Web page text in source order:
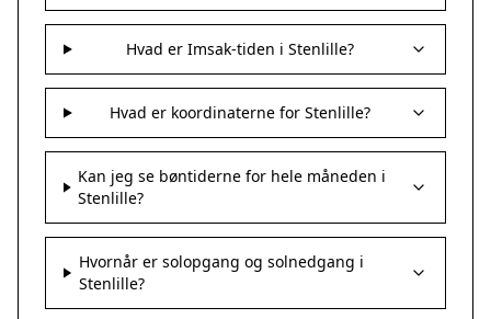
Hvad er Imsak-tiden i Stenlille?
Hvad er koordinaterne for Stenlille?
Kan jeg se bøntiderne for hele måneden i
Stenlille?
Hvornår er solopgang og solnedgang i
Stenlille?